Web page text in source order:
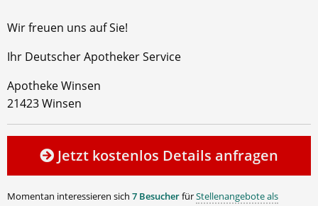
Wir freuen uns auf Sie!
Ihr Deutscher Apotheker Service
Apotheke Winsen
21423 Winsen
Jetzt kostenlos Details anfragen
Momentan interessieren sich 7 BesucherfürStellenangebote als